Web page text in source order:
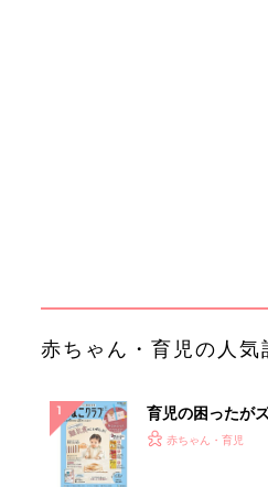
mazonタイムセ
PR（Amazon）